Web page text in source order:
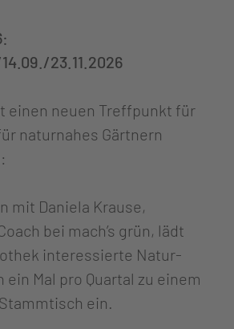
23.11.2026
einen neuen Treffpunkt für
naturnahes Gärtnern
mit Daniela Krause,
bei mach’s grün, lädt
interessierte Natur-
ein Mal pro Quartal zu einem
ein.